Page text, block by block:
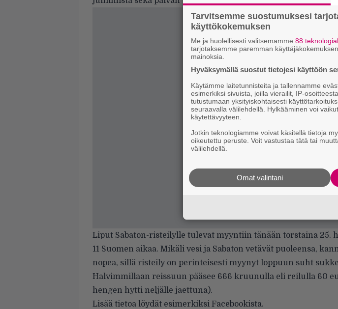
Liput Sabaton-risteilylle tulevat myyntiin tänään torstaina 25.
11 Suomen aikaa. Mikäli vesi ja Sabaton vetävät puoleensa,
nopea, sillä risteily on perinteisesti myynyt loppuun suht
Halvimmillaan reissuun pääsee 666 kruunulla eli reilulla 60
hengen hytti neljälle jaettuna).
Lisää tietoa löydät esimerkiksi Facebookista.
Tarvitsemme suostumuksesi
käyttökokemuksen
Me ja huolellisesti valitsemamme 88
tarjotaksemme paremman
mainoksia.
Hyväksymällä suostut tietojesi käyttöön
Käytämme laitetunnisteita ja tallennamme
esimerkiksi sivuista, joilla vierailit, IP-
tutustumaan yksityiskohtaisesti
seuraavalla välilehdellä. Hylkääminen voi
käytettävyyteen.
Jotkin teknologiamme voivat käsitellä tietoja
oikeutettu peruste. Voit vastustaa tätä tai
välilehdellä.
Omat valintani